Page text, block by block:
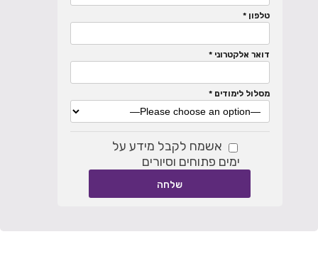
טלפון *
דואר אלקטרוני *
מסלול לימודים *
אשמח לקבל מידע על
ימים פתוחים וסיורים